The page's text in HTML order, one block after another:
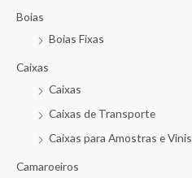
Boias
Boias Fixas
Caixas
Caixas
Caixas de Transporte
Caixas para Amostras e Vinis
Camaroeiros